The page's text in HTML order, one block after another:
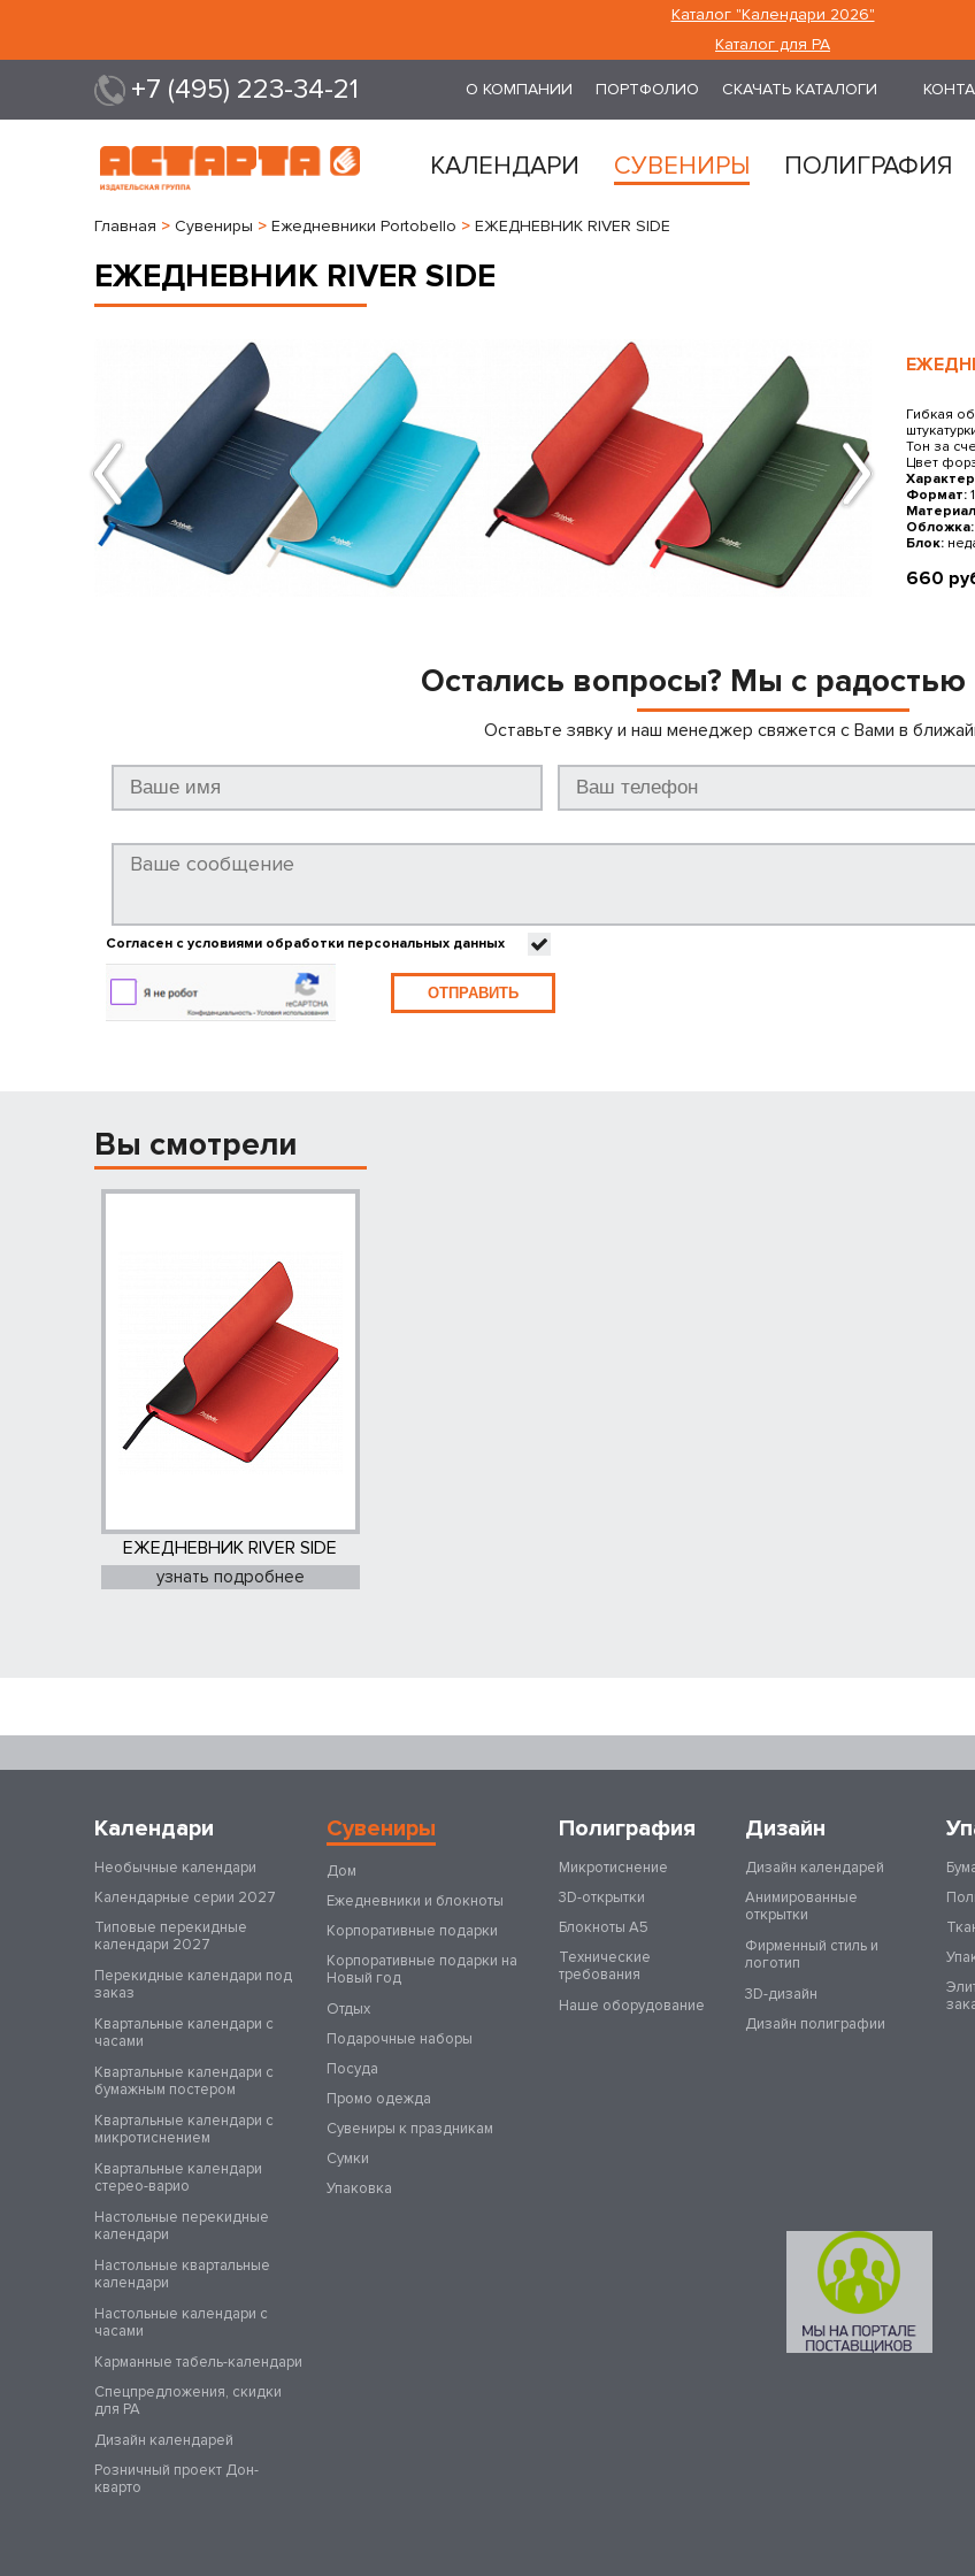
Каталог "Календари 2026"
Каталог для РА
+7 (495) 223-34-21 О КОМПАНИИ ПОРТФОЛИО СКАЧАТЬ КАТАЛОГИ
КАЛЕНДАРИ СУВЕНИРЫ ПОЛИГРАФИЯ
Главная > Сувениры > Ежедневники Portobello > ЕЖЕДНЕВНИК RIVER SIDE
ЕЖЕДНЕВНИК RIVER SIDE
Гибкая
Тон за
Цвет
Формат:
Обложка:
Блок:
660
Остались вопросы? Мы с
Оставьте зявку и наш менеджер свяжется с Вами в
Согласен с условиями обработки персональных данных
ОТПРАВИТЬ
Вы смотрели
ЕЖЕДНЕВНИК RIVER SIDE
узнать подробнее
Календари
Необычные календари
Календарные серии 2027
Типовые перекидные
календари 2027
Перекидные календари под
заказ
Квартальные календари с
часами
Квартальные календари с
бумажным постером
Квартальные календари с
микротиснением
Квартальные календари
стерео-варио
Настольные перекидные
календари
Настольные квартальные
календари
Настольные календари с
часами
Карманные табель-календари
Спецпредложения, скидки
для РА
Дизайн календарей
Розничный проект Дон-
кварто
Сувениры
Дом
Ежедневники и блокноты
Корпоративные подарки
Корпоративные подарки на
Новый год
Отдых
Подарочные наборы
Посуда
Промо одежда
Сувениры к праздникам
Сумки
Упаковка
Полиграфия
Микротиснение
3D-открытки
Блокноты А5
Технические
требования
Наше оборудование
Дизайн
Дизайн календарей
Анимированные
открытки
Фирменный стиль и
логотип
3D-дизайн
Дизайн полиграфии